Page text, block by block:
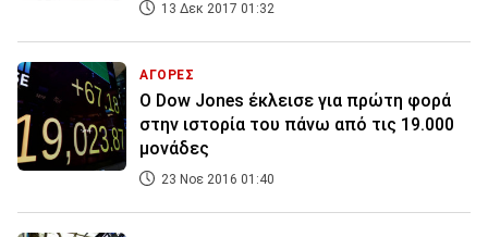
13 Δεκ 2017 01:32
ΑΓΟΡΕΣ
O Dow Jones έκλεισε για πρώτη φορά
στην ιστορία του πάνω από τις 19.000
μονάδες
23 Νοε 2016 01:40